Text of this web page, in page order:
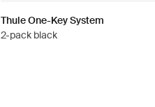
Thule One-Key System
2-pack black